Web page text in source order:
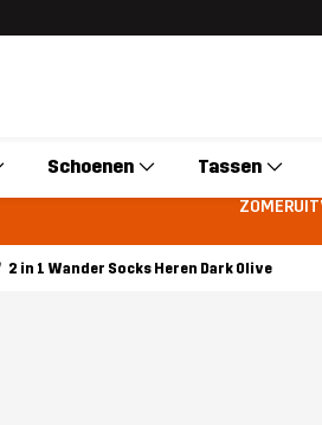
Schoenen Tassen
2 in 1 Wander Socks Heren Dark Olive